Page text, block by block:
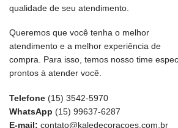
qualidade de seu atendimento.
Queremos que você tenha o melhor
atendimento e a melhor experiência de
compra. Para isso, temos nosso time
prontos à atender você.
Telefone (15) 3542-5970
WhatsApp (15) 99637-6287
E-mail: contato@kaledecoracoes.com.br